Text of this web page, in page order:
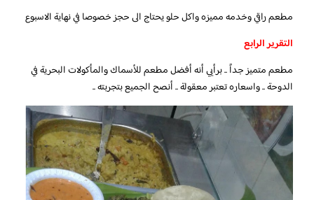
مطعم راقي وخدمه مميزه واكل حلو يحتاج الى حجز خصوصا في نهاية الاسبوع
التقرير الرابع
مطعم متميز جداً .. برأيي أنه أفضل مطعم للأسماك والمأكولات البحرية في
الدوحة .. واسعاره تعتبر معقولة .. أنصح الجميع بتجربته ..